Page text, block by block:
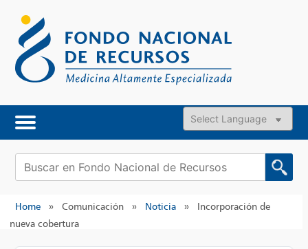
content
Powered by
Buscar:
Home » Comunicación » Noticia »
Incorporación de
nueva cobertura